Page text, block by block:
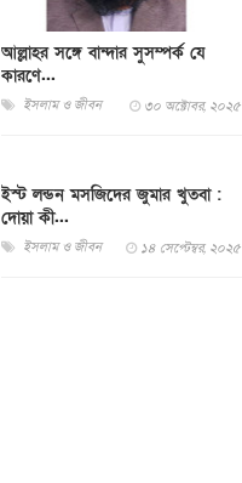
আল্লাহর সঙ্গে বান্দার সুসম্পর্ক যে
কারণে...
ইসলাম ও জীবন ৩০ অক্টোবর, ২০২৫
ইস্ট লন্ডন মসজিদের জুমার খুতবা :
দোয়া কী...
ইসলাম ও জীবন ১৪ সেপ্টেম্বর, ২০২৫